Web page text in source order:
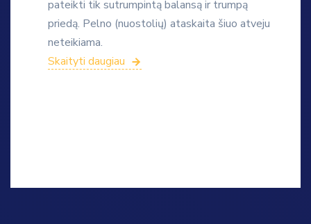
pateikti tik sutrumpintą balansą ir trumpą
priedą. Pelno (nuostolių) ataskaita šiuo atveju
neteikiama.
Skaityti daugiau